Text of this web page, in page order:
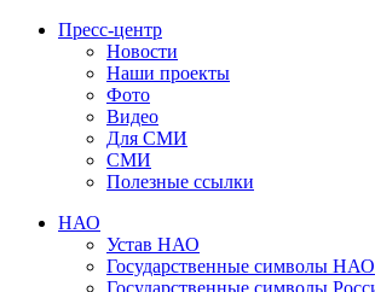
Пресс-центр
Новости
Наши проекты
Фото
Видео
Для СМИ
СМИ
Полезные ссылки
НАО
Устав НАО
Государственные символы НАО
Государственные символы